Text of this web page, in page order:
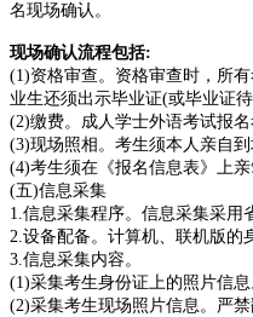
名现场确认。
现场确认流程包括:
(1)资格审查。资格审查时，所
业生还须出示毕业证(或毕业证待
(2)缴费。成人学士外语考试报名
(3)现场照相。考生须本人亲自
(4)考生须在《报名信息表》上
(五)信息采集
1.信息采集程序。信息采集采用
2.设备配备。计算机、联机版的
3.信息采集内容。
(1)采集考生身份证上的照片信息
(2)采集考生现场照片信息。严